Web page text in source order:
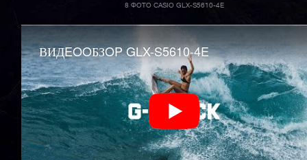
8 ФОТО CASIO GLX-S5610-4E
ВИДEOOБЗOP GLX-S5610-4E